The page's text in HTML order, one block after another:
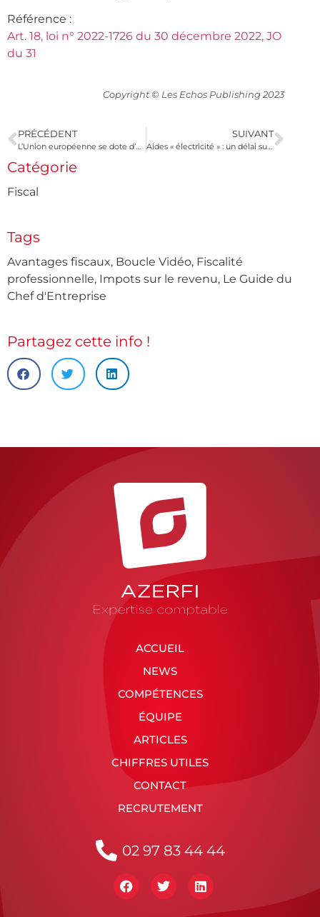
Référence :
Art. 18, loi n° 2022-1726 du 30 décembre 2022, JO
du 31
Copyright © Les Echos Publishing 2023
PRÉCÉDENT
L’Union européenne se dote d’un cadre législatif pour les cryptomonnaies
SUIVANT
Aides « électricité » : un délai supplémentaire pour transmettre l’attestation à votre fournisseur
Catégorie
Fiscal
Tags
Avantages fiscaux, Boucle Vidéo, Fiscalité
professionnelle, Impots sur le revenu, Le Guide du
Chef d'Entreprise
Partagez cette info !
ACCUEIL
NEWS
COMPÉTENCES
ÉQUIPE
ARTICLES
CHIFFRES UTILES
CONTACT
RECRUTEMENT
02 97 83 44 44